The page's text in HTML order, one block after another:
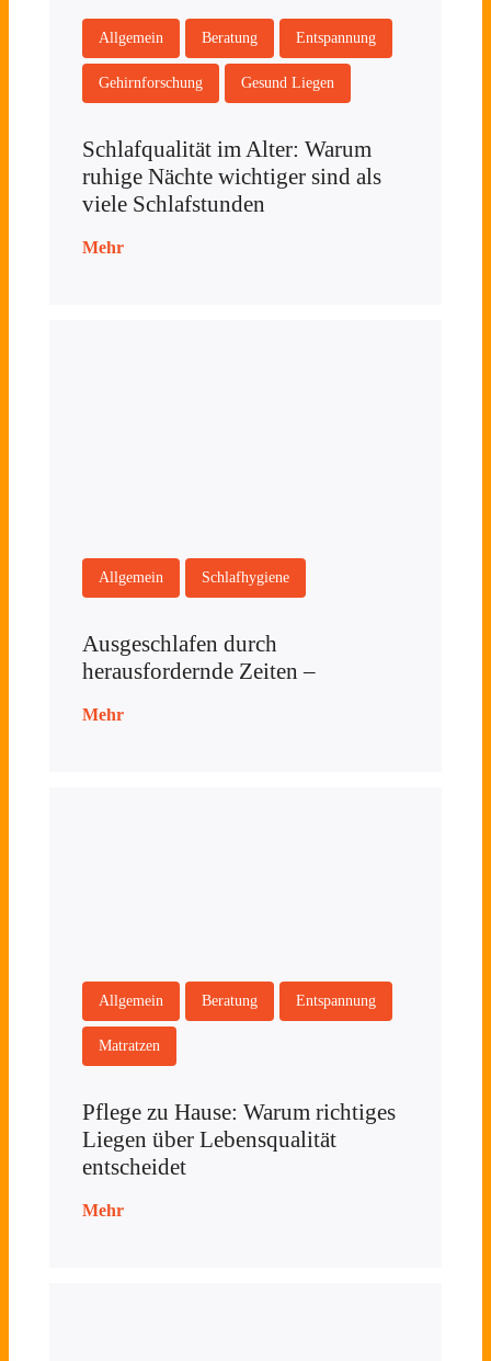
Allgemein Beratung Entspannung
Gehirnforschung Gesund Liegen
Schlafqualität im Alter: Warum
ruhige Nächte wichtiger sind als
viele Schlafstunden
Mehr
Allgemein Schlafhygiene
Ausgeschlafen durch
herausfordernde Zeiten –
Mehr
Allgemein Beratung Entspannung
Matratzen
Pflege zu Hause: Warum richtiges
Liegen über Lebensqualität
entscheidet
Mehr